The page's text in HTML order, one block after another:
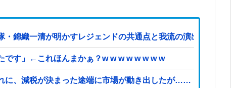
錦織一清が明かすレジェンドの共通点と我流の演出論
です」←これほんまかぁ？w w w w w w w w
に、減税が決まった途端に市場が動き出したが……